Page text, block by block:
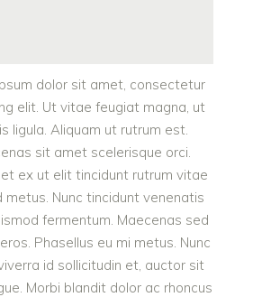
dolor sit amet, consectetur
elit. Ut vitae feugiat magna, ut
ligula. Aliquam ut rutrum est.
sit amet scelerisque orci.
ex ut elit tincidunt rutrum vitae
metus. Nunc tincidunt venenatis
fermentum. Maecenas sed
Phasellus eu mi metus. Nunc
id sollicitudin et, auctor sit
Morbi blandit dolor ac rhoncus